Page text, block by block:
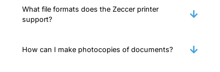
What file formats does the Zeccer printer
support?
How can I make photocopies of documents?